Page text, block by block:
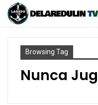
Browsing Tag
Nunca